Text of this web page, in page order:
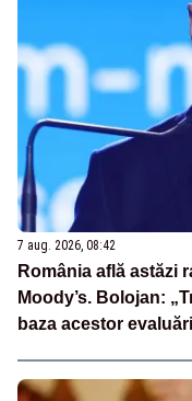
7 aug. 2026, 08:42
România află astăzi
Moody’s. Bolojan:
baza acestor